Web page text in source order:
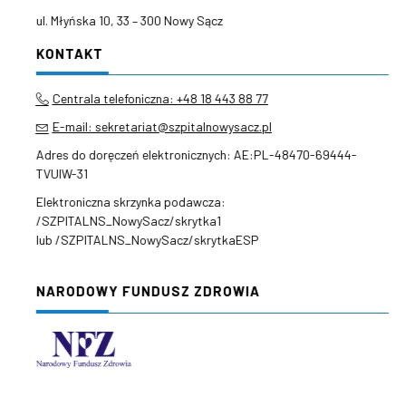
ul. Młyńska 10, 33 – 300 Nowy Sącz
KONTAKT
Centrala telefoniczna: +48 18 443 88 77
E-mail: sekretariat@szpitalnowysacz.pl
Adres do doręczeń elektronicznych: AE:PL-48470-69444-
TVUIW-31
Elektroniczna skrzynka podawcza:
/SZPITALNS_NowySacz/skrytka1
lub /SZPITALNS_NowySacz/skrytkaESP
NARODOWY FUNDUSZ ZDROWIA